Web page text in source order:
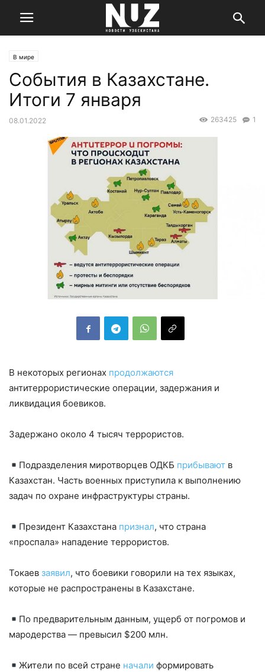
В мире
События в Казахстане.
Итоги 7 января
08.01.2022 1
263425
В некоторых регионах продолжаются
антитеррористические операции, задержания и
ликвидация боевиков.
Задержано около 4 тысяч террористов.
Подразделения миротворцев ОДКБ прибывают в
Казахстан. Часть военных приступила к выполнению
задач по охране инфраструктуры страны.
Президент Казахстана признал, что страна
«проспала» нападение террористов.
Токаев заявил, что боевики говорили на тех языках,
которые не распространены в Казахстане.
По предварительным данным, ущерб от погромов и
мародерства — превысил $200 млн.
Жители по всей стране начали формировать